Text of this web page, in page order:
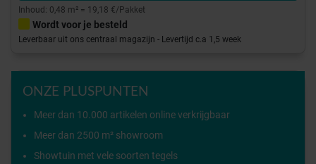
Inhoud: 0,48 m² = 19,18 €/Pakket
Wordt voor je besteld
Leverbaar uit ons centraal magazijn - Levertijd c.a 1,5 week
ONZE PLUSPUNTEN
Meer dan 10.000 artikelen online verkrijgbaar
Meer dan 2500 m² showroom
Showtuin met vele soorten tegels